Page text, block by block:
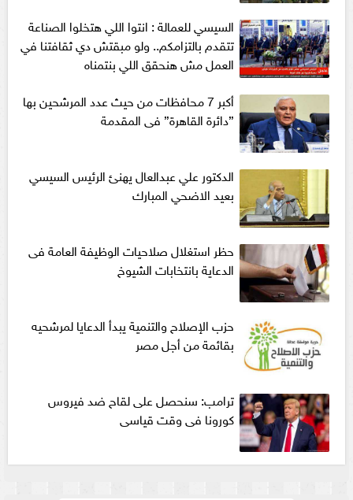
السيسي للعمالة : انتوا اللي هتخلوا الصناعة
تتقدم بالتزامكم.. ولو مبقتش دي ثقافتنا في
العمل مش هنحقق اللي بنتمناه
أكبر 7 محافظات من حيث عدد المرشحين بها
”دائرة القاهرة” فى المقدمة
الدكتور علي عبدالعال يهنئ الرئيس السيسي
بعيد الاضحي المبارك
حظر استغلال صلاحيات الوظيفة العامة فى
الدعاية بانتخابات الشيوخ
حزب الإصلاح والتنمية يبدأ الدعايا لمرشحيه
بقائمة من أجل مصر
ترامب: سنحصل على لقاح ضد فيروس
كورونا فى وقت قياسى